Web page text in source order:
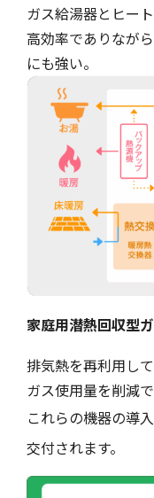
ガス給湯器とヒー
高効率でありなが
にも強い。
家庭用潜熱回収型
排気熱を再利用し
ガス使用量を削減で
これらの機器の導
交付されます。